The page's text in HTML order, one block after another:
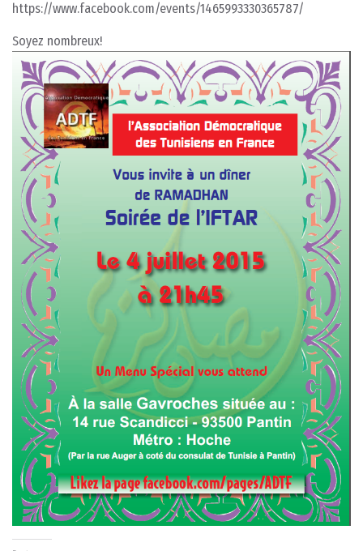
https://www.facebook.com/events/1465993330365787/
Soyez nombreux!